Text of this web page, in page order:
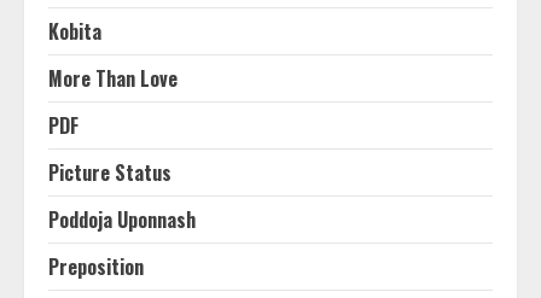
Kobita
More Than Love
PDF
Picture Status
Poddoja Uponnash
Preposition